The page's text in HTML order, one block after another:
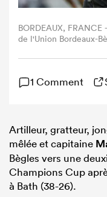
BORDEAUX,
de l'Union Bordeaux-
Cup opposant l'Union
Stade Atlantique
Bordeaux, en France.
1 Comment
Artilleur, gratteur,
mêlée et capitaine
Bègles vers une
Champions Cup
à Bath (38-26).